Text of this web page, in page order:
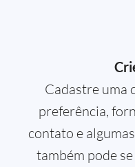
Cadastre uma
preferência,
contato e
também pode